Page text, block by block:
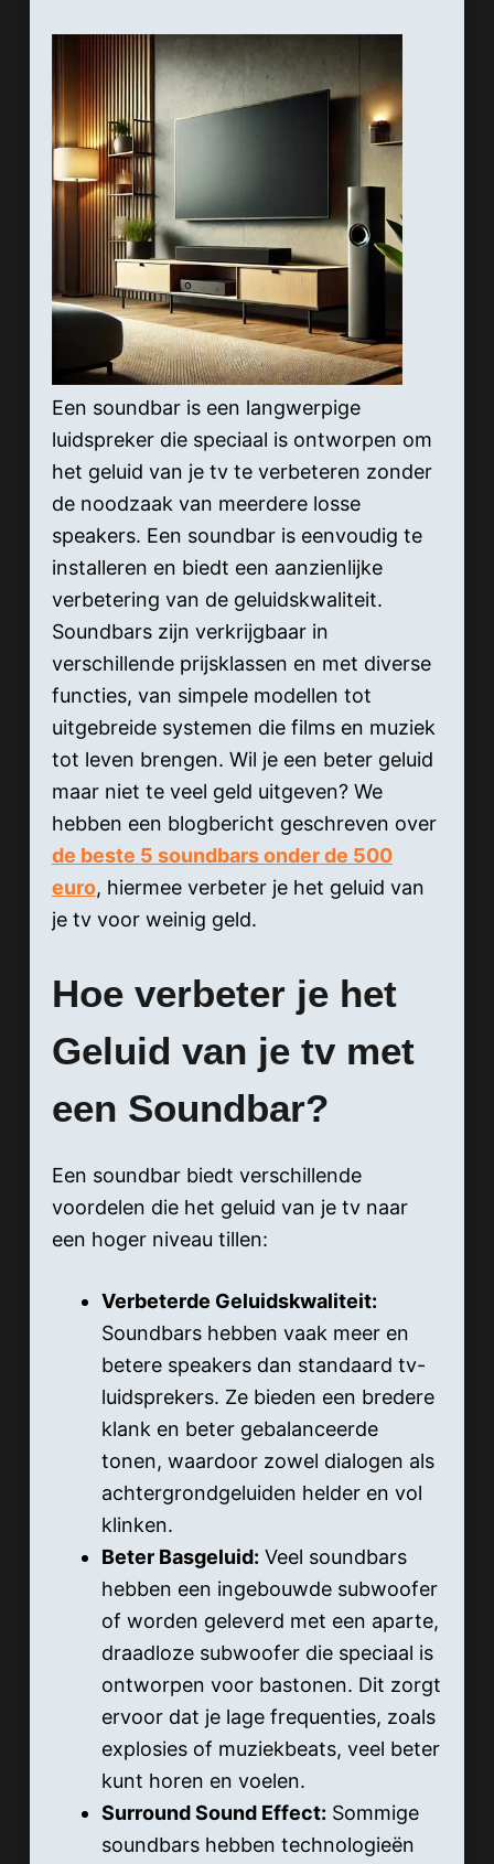
Een soundbar is een langwerpige
luidspreker die speciaal is ontworpen om
het geluid van je tv te verbeteren zonder
de noodzaak van meerdere losse
speakers. Een soundbar is eenvoudig te
installeren en biedt een aanzienlijke
verbetering van de geluidskwaliteit.
Soundbars zijn verkrijgbaar in
verschillende prijsklassen en met diverse
functies, van simpele modellen tot
uitgebreide systemen die films en muziek
tot leven brengen. Wil je een beter geluid
maar niet te veel geld uitgeven? We
hebben een blogbericht geschreven over
de beste 5 soundbars onder de 500
euro, hiermee verbeter je het geluid van
je tv voor weinig geld.
Hoe verbeter je het
Geluid van je tv met
een Soundbar?
Een soundbar biedt verschillende
voordelen die het geluid van je tv naar
een hoger niveau tillen:
Verbeterde Geluidskwaliteit:
Soundbars hebben vaak meer en
betere speakers dan standaard tv-
luidsprekers. Ze bieden een bredere
klank en beter gebalanceerde
tonen, waardoor zowel dialogen als
achtergrondgeluiden helder en vol
klinken.
Beter Basgeluid: Veel soundbars
hebben een ingebouwde subwoofer
of worden geleverd met een aparte,
draadloze subwoofer die speciaal is
ontworpen voor bastonen. Dit zorgt
ervoor dat je lage frequenties, zoals
explosies of muziekbeats, veel beter
kunt horen en voelen.
Surround Sound Effect: Sommige
soundbars hebben technologieën